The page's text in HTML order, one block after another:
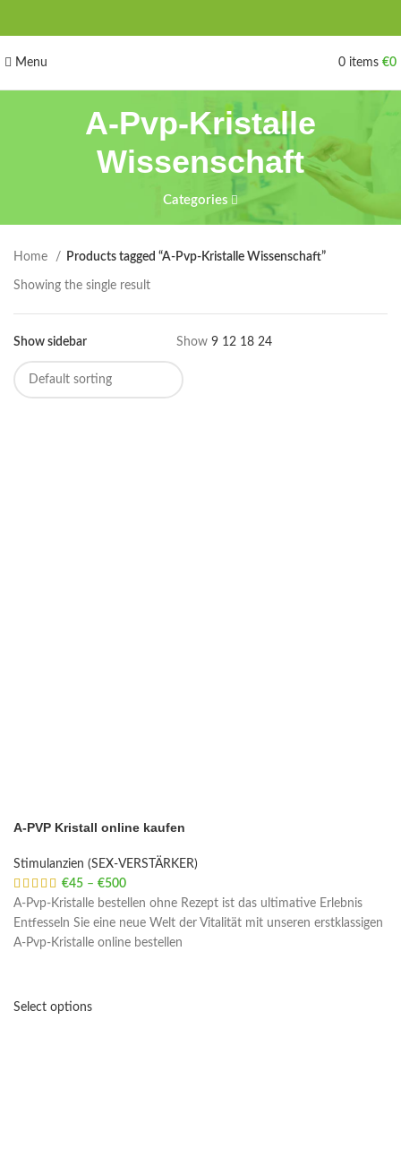
Menu 0 items €0
A-Pvp-Kristalle
Wissenschaft
Categories
Home Products tagged “A-Pvp-Kristalle Wissenschaft”
Showing the single result
Show sidebar Show 9 12 18 24
A-PVP Kristall online kaufen
Stimulanzien (SEX-VERSTÄRKER)
€45 – €500
A-Pvp-Kristalle bestellen ohne Rezept ist das ultimative Erlebnis
Entfesseln Sie eine neue Welt der Vitalität mit unseren erstklassigen
A-Pvp-Kristalle online bestellen
Select options